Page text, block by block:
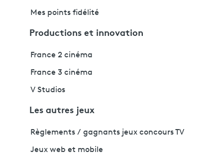
Mes points fidélité
Productions et innovation
France 2 cinéma
France 3 cinéma
V Studios
Les autres jeux
Règlements / gagnants jeux concours TV
Jeux web et mobile